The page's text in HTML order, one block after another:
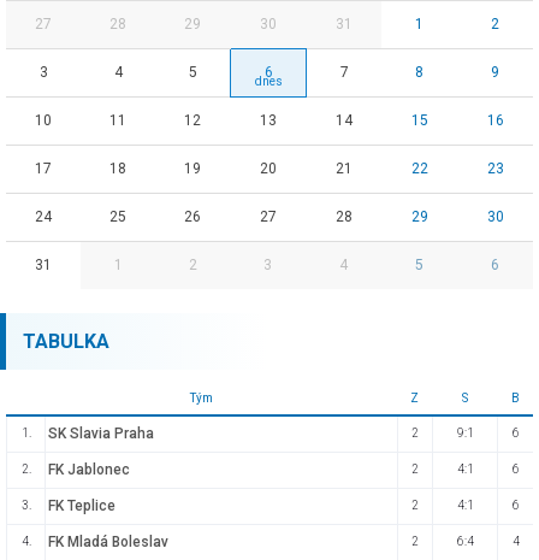
27 28 29 30 31 1 2
3 4 5 6 7 8 9
10 11 12 13 14 15 16
17 18 19 20 21 22 23
24 25 26 27 28 29 30
31 1 2 3 4 5 6
TABULKA
Tým Z S B
1. SK Slavia Praha 2 9:1 6
2. FK Jablonec 2 4:1 6
3. FK Teplice 2 4:1 6
4. FK Mladá Boleslav 2 6:4 4